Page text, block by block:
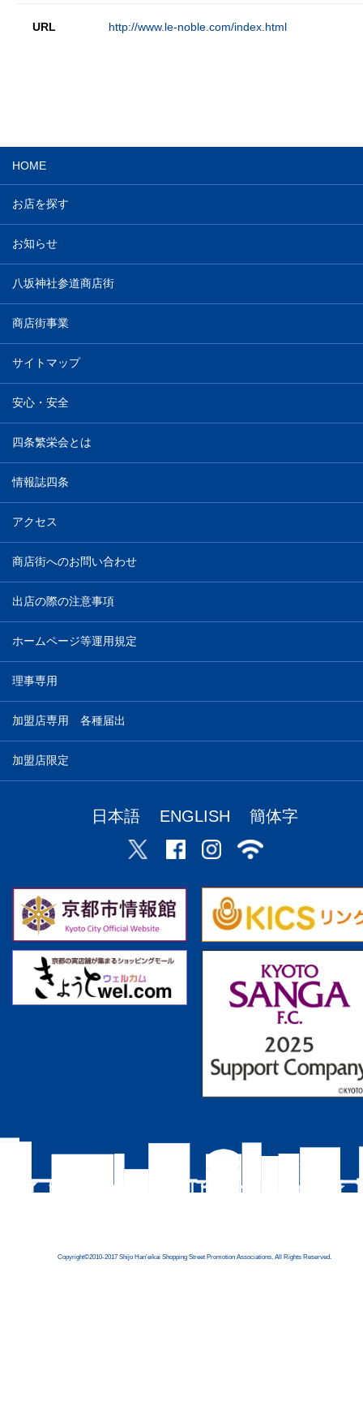
URL http://www.le-noble.com/index.html
HOME
お店を探す
お知らせ
八坂神社参道商店街
商店街事業
サイトマップ
安心・安全
四条繁栄会とは
情報誌四条
アクセス
商店街へのお問い合わせ
出店の際の注意事項
ホームページ等運用規定
理事専用
加盟店専用 各種届出
加盟店限定
日本語 ENGLISH 簡体字
Copyright©2010-2017 Shijo Han'eikai Shopping Street Promotion Associations, All Rights Reserved.